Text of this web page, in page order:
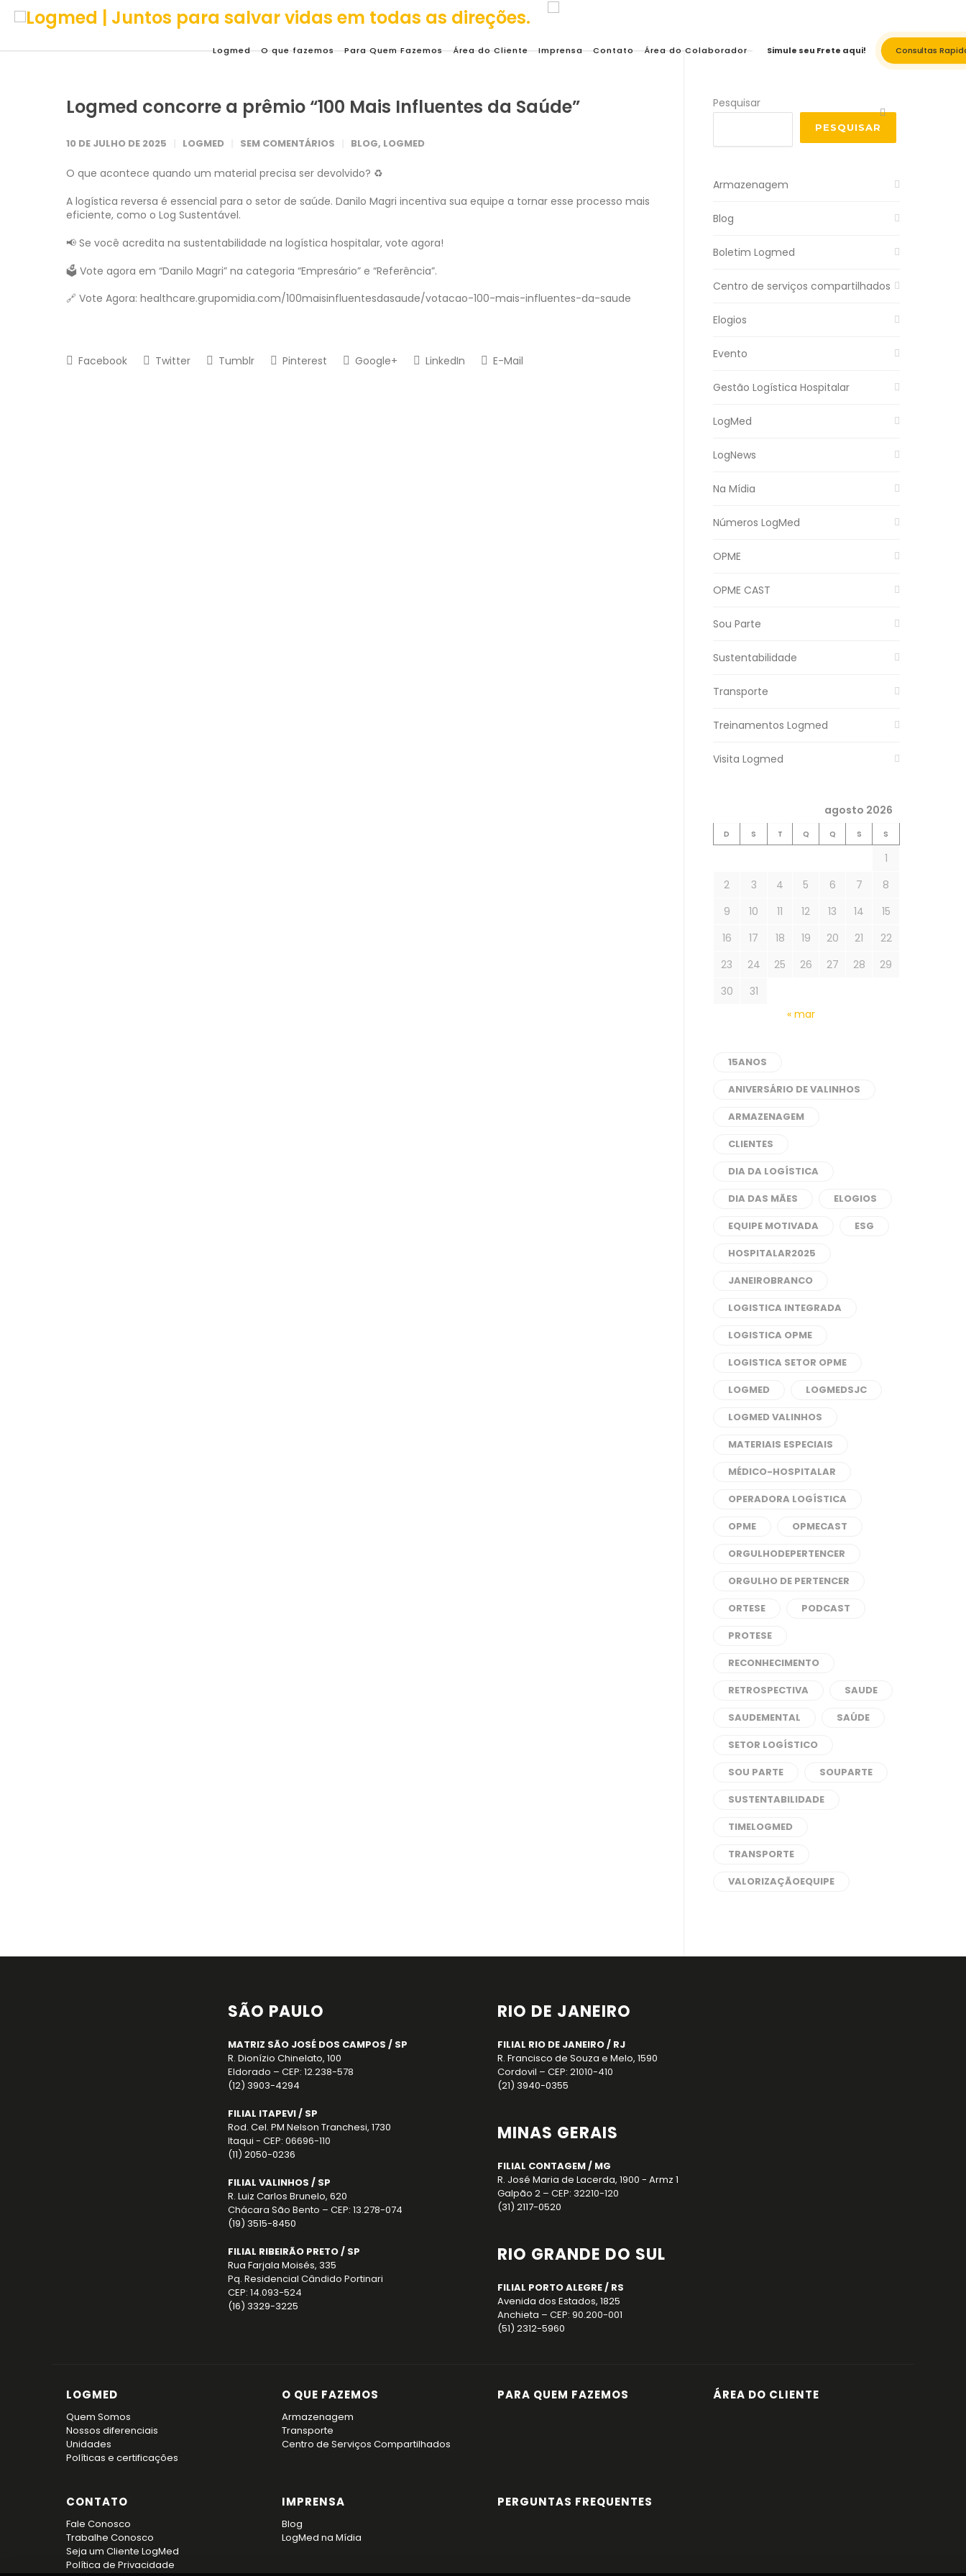
Logmed O que fazemos Para Quem Fazemos Área do Cliente Imprensa Contato Área do Colaborador Simule seu Frete aqui! Consultas
Logmed concorre a prêmio “100 Mais Influentes da Saúde”
10 DE JULHO DE 2025 LOGMED SEM COMENTÁRIOS BLOG, LOGMED
O que acontece quando um material precisa ser devolvido? ♻️
A logística reversa é essencial para o setor de saúde. Danilo Magri incentiva sua equipe a tornar esse processo mais
eficiente, como o Log Sustentável.
📢 Se você acredita na sustentabilidade na logística hospitalar, vote agora!
🗳️ Vote agora em “Danilo Magri” na categoria “Empresário” e “Referência”.
🔗 Vote Agora: healthcare.grupomidia.com/100maisinfluentesdasaude/votacao-100-mais-influentes-da-saude
Facebook Twitter Tumblr Pinterest Google+ LinkedIn E-Mail
Pesquisar
PESQUISAR
Armazenagem
Blog
Boletim Logmed
Centro de serviços compartilhados
Elogios
Evento
Gestão Logística Hospitalar
LogMed
LogNews
Na Mídia
Números LogMed
OPME
OPME CAST
Sou Parte
Sustentabilidade
Transporte
Treinamentos Logmed
Visita Logmed
agosto 2026
D S T Q Q S S
1
2
3 4 5 6 7
8
9
10 11 12 13 14
15
16
17 18 19 20 21
22
23
24 25 26 27 28
29
30
31
« mar
15ANOS
ANIVERSÁRIO DE VALINHOS
ARMAZENAGEM
CLIENTES
DIA DA LOGÍSTICA
DIA DAS MÃES
ELOGIOS
EQUIPE MOTIVADA
ESG
HOSPITALAR2025
JANEIROBRANCO
LOGISTICA INTEGRADA
LOGISTICA OPME
LOGISTICA SETOR OPME
LOGMED
LOGMEDSJC
LOGMED VALINHOS
MATERIAIS ESPECIAIS
MÉDICO-HOSPITALAR
OPERADORA LOGÍSTICA
OPME
OPMECAST
ORGULHODEPERTENCER
ORGULHO DE PERTENCER
ORTESE
PODCAST
PROTESE
RECONHECIMENTO
RETROSPECTIVA
SAUDE
SAUDEMENTAL
SAÚDE
SETOR LOGÍSTICO
SOU PARTE
SOUPARTE
SUSTENTABILIDADE
TIMELOGMED
TRANSPORTE
VALORIZAÇÃOEQUIPE
SÃO PAULO
MATRIZ SÃO JOSÉ DOS CAMPOS / SP
R. Dionízio Chinelato, 100
Eldorado – CEP: 12.238-578
(12) 3903-4294
FILIAL ITAPEVI / SP
Rod. Cel. PM Nelson Tranchesi, 1730
Itaqui - CEP: 06696-110
(11) 2050-0236
FILIAL VALINHOS / SP
R. Luiz Carlos Brunelo, 620
Chácara São Bento – CEP: 13.278-074
(19) 3515-8450
FILIAL RIBEIRÃO PRETO / SP
Rua Farjala Moisés, 335
Pq. Residencial Cândido Portinari
CEP: 14.093-524
(16) 3329-3225
RIO DE JANEIRO
FILIAL RIO DE JANEIRO / RJ
R. Francisco de Souza e Melo, 1590
Cordovil – CEP: 21010-410
(21) 3940-0355
MINAS GERAIS
FILIAL CONTAGEM / MG
R. José Maria de Lacerda, 1900 - Armz 1
Galpão 2 – CEP: 32210-120
(31) 2117-0520
RIO GRANDE DO SUL
FILIAL PORTO ALEGRE / RS
Avenida dos Estados, 1825
Anchieta – CEP: 90.200-001
(51) 2312-5960
LOGMED
Quem Somos
Nossos diferenciais
Unidades
Políticas e certificações
O QUE FAZEMOS
Armazenagem
Transporte
Centro de Serviços Compartilhados
PARA QUEM FAZEMOS ÁREA DO CLIENTE
CONTATO
Fale Conosco
Trabalhe Conosco
Seja um Cliente LogMed
Política de Privacidade
IMPRENSA
Blog
LogMed na Mídia
PERGUNTAS FREQUENTES